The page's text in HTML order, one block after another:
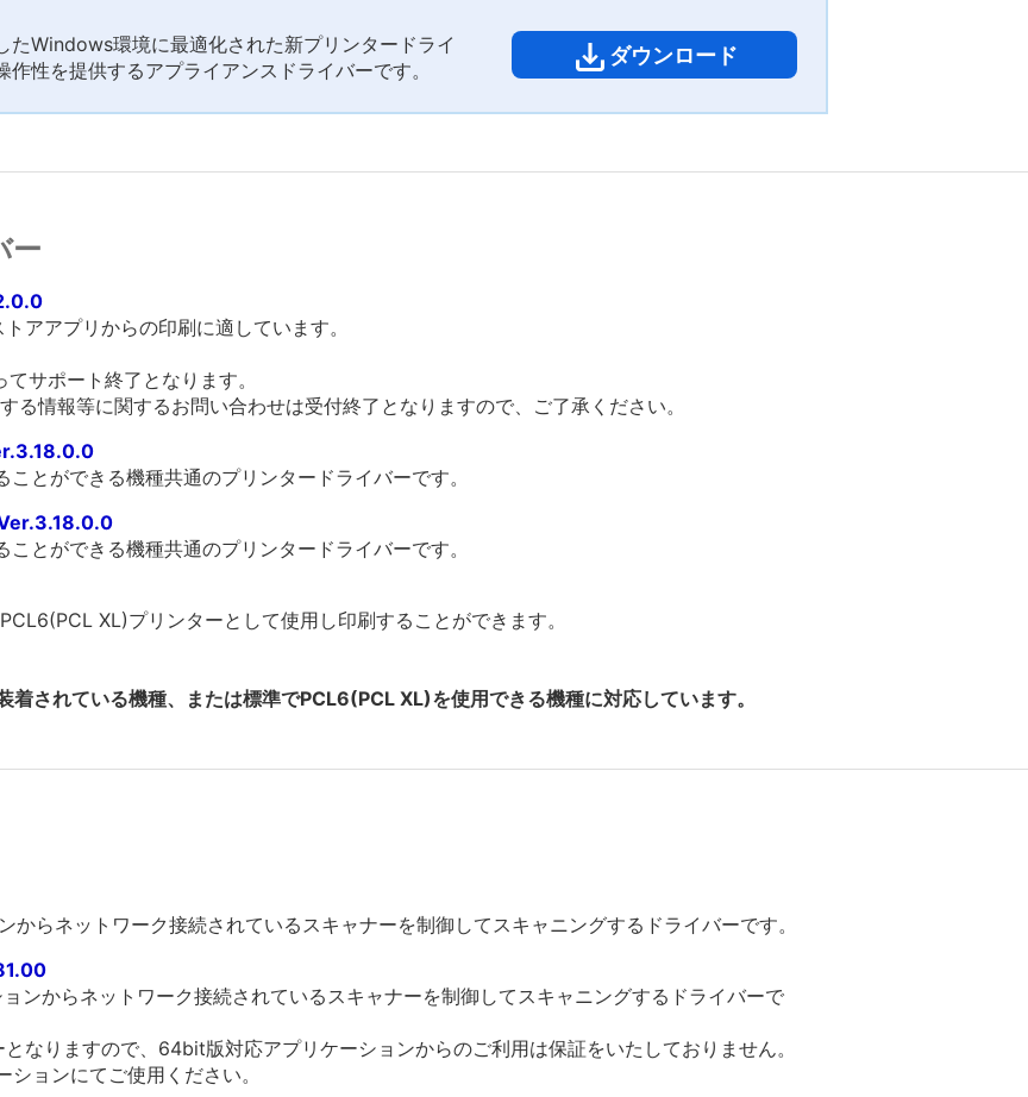
ダウンロード
たWindows環境に最適化された新プリンタードライ
性を提供するアプライアンスドライバーです。
ー
アアプリからの印刷に適しています。
サポート終了となります。
る情報等に関するお問い合わせは受付終了となりますので、ご了承ください。
とができる機種共通のプリンタードライバーです。
Ver.3.18.0.0
とができる機種共通のプリンタードライバーです。
XL)プリンターとして使用し印刷することができます。
されている機種、または標準でPCL6(PCL XL)を使用できる機種に対応しています。
からネットワーク接続されているスキャナーを制御してスキャニングするドライバーです。
ンからネットワーク接続されているスキャナーを制御してスキャニングするドライバーで
なりますので、64bit版対応アプリケーションからのご利用は保証をいたしておりません。
ョンにてご使用ください。